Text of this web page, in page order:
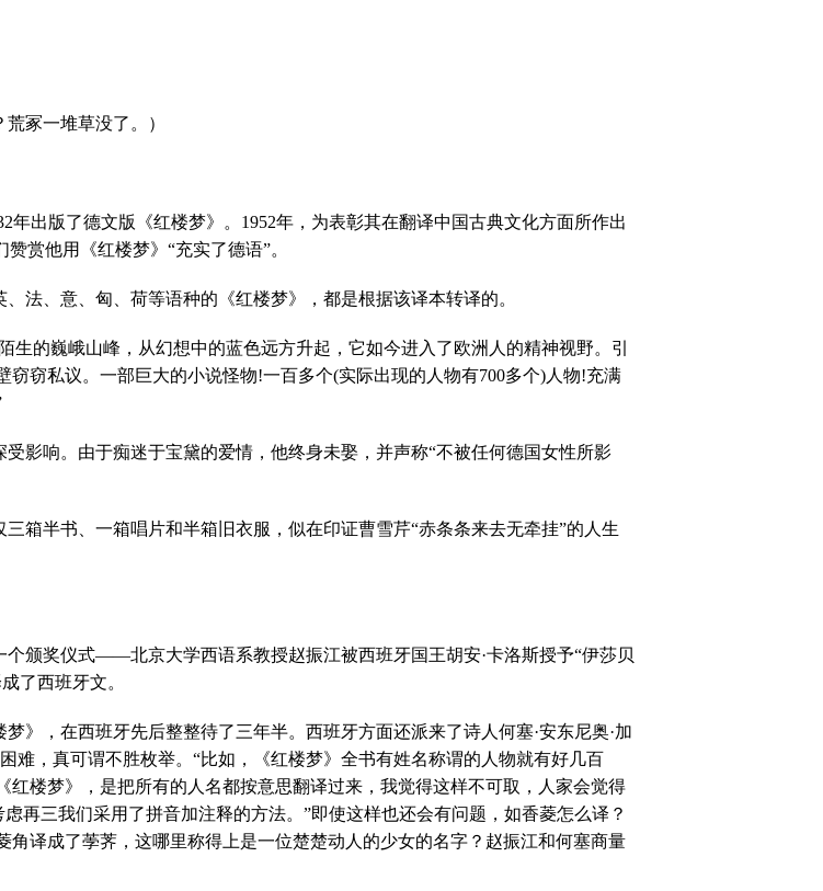
冢一堆草没了。）
年出版了德文版《红楼梦》。 1952年，为表彰其在翻译中国古典文化方面所作出
赏他用《红楼梦》“充实了德语”。
法、意、匈、荷等语种的《红楼梦》，都是根据该译本转译的。
的巍峨山峰，从幻想中的蓝色远方升起，它如今进入了欧洲人的精神视野。引
窃窃私议。一部巨大的小说怪物!一百多个(实际出现的人物有700多个)人物!充满
影响。由于痴迷于宝黛的爱情，他终身未娶，并声称“不被任何德国女性所影
箱半书、一箱唱片和半箱旧衣服，似在印证曹雪芹“赤条条来去无牵挂”的人生
颁奖仪式——北京大学西语系教授赵振江被西班牙国王胡安·卡洛斯授予“伊莎贝
了西班牙文。
》，在西班牙先后整整待了三年半。西班牙方面还派来了诗人何塞·安东尼奥·加
难，真可谓不胜枚举。“比如，《红楼梦》全书有姓名称谓的人物就有好几百
楼梦》，是把所有的人名都按意思翻译过来，我觉得这样不可取，人家会觉得
再三我们采用了拼音加注释的方法。”即使这样也还会有问题，如香菱怎么译？
译成了荸荠，这哪里称得上是一位楚楚动人的少女的名字？赵振江和何塞商量